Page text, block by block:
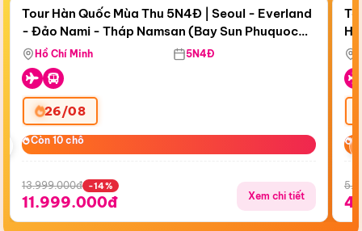
Còn18 ngày 11:17:29
Bay Sun Phuquoc Airways
Tour Hàn Quốc Mùa Thu 5N4Đ | Seoul - Everland
- Đảo Nami - Tháp Namsan (Bay Sun Phuquoc
Airways)
Hồ Chí Minh 5N4Đ
26/08
Còn 10 chỗ
Còn 10 chỗ
13.999.000đ -14%
11.999.000đ Xem chi tiết